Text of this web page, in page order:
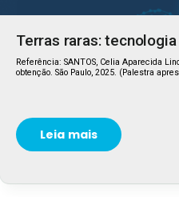
Terras raras:
Referência: SANTOS, Celia Aparecida
obtenção. São Paulo, 2025. (Palestra
Leia mais